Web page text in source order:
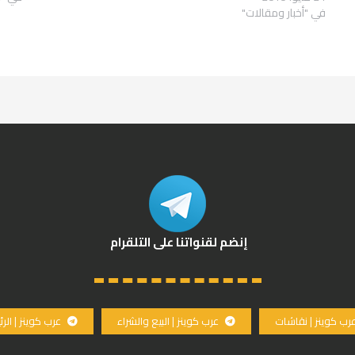
في "أخبار ومقالات"
إنضم لقنواتنا على التلقرام
عرب كوينز | نقاشات عرب كوينز | البيع والشراء عرب كوينز |